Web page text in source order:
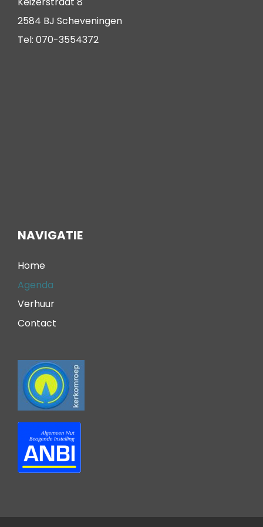
2584 BJ Scheveningen
Tel: 070-3554372
NAVIGATIE
Home
Agenda
Verhuur
Contact